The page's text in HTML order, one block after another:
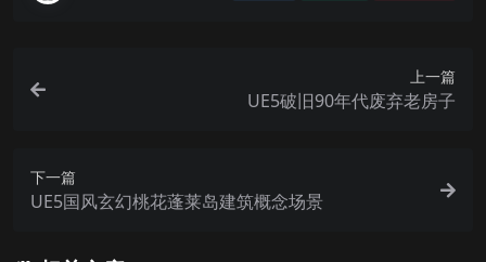
上一篇
UE5破旧90年代废弃老房子
下一篇
UE5国风玄幻桃花蓬莱岛建筑概念场景